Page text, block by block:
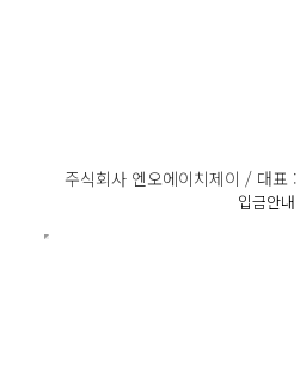
주식회사 엔오에이치제이 / 대표
입금안